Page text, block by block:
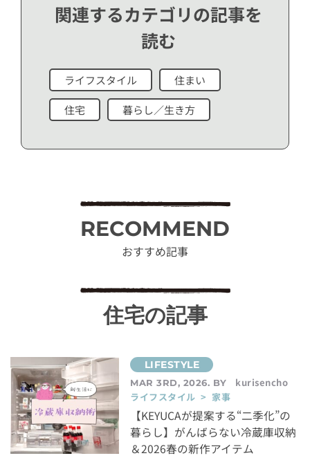
関連するカテゴリの記事を
読む
ライフスタイル 住まい
住宅 暮らし／生き方
RECOMMEND
おすすめ記事
住宅の記事
MAR 3RD, 2026. BY
kurisencho
ライフスタイル > 家事
【KEYUCAが提案する“二季化”の
暮らし】がんばらない冷蔵庫収納
＆2026春の新作アイテム